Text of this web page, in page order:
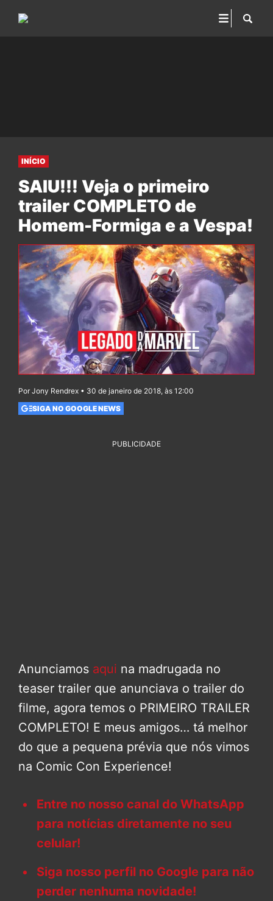
INÍCIO
SAIU!!! Veja o primeiro
trailer COMPLETO de
Homem-Formiga e a Vespa!
Por Jony Rendrex • 30 de janeiro de 2018, às 12:00
SIGA NO GOOGLE NEWS
PUBLICIDADE
Anunciamos aqui na madrugada no
teaser trailer que anunciava o trailer do
filme, agora temos o PRIMEIRO TRAILER
COMPLETO! E meus amigos… tá melhor
do que a pequena prévia que nós vimos
na Comic Con Experience!
Entre no nosso canal do WhatsApp
para notícias diretamente no seu
celular!
Siga nosso perfil no Google para não
perder nenhuma novidade!